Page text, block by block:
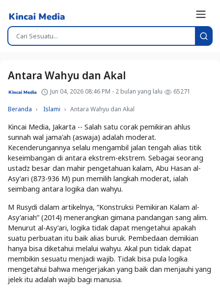
Antara Wahyu dan Akal
Jun 04, 2026 08:46 PM - 2 bulan yang lalu 65271
Beranda Islami Antara Wahyu dan Akal
Kincai Media, Jakarta -- Salah satu corak pemikiran ahlus
sunnah wal jama'ah (aswaja) adalah moderat.
Kecenderungannya selalu mengambil jalan tengah alias titik
keseimbangan di antara ekstrem-ekstrem. Sebagai seorang
ustadz besar dan mahir pengetahuan kalam, Abu Hasan al-
Asy’ari (873-936 M) pun memilih langkah moderat, ialah
seimbang antara logika dan wahyu.
M Rusydi dalam artikelnya, “Konstruksi Pemikiran Kalam al-
Asy’ariah” (2014) menerangkan gimana pandangan sang alim.
Menurut al-Asy’ari, logika tidak dapat mengetahui apakah
suatu perbuatan itu baik alias buruk. Pembedaan demikian
hanya bisa diketahui melalui wahyu. Akal pun tidak dapat
membikin sesuatu menjadi wajib. Tidak bisa pula logika
mengetahui bahwa mengerjakan yang baik dan menjauhi yang
jelek itu adalah wajib bagi manusia.